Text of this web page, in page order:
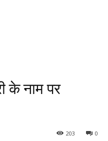
के नाम पर
0
203